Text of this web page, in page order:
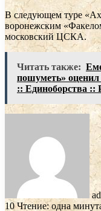
В следующем туре
воронежским
московский ЦСКА.
Читать также:
пошуметь»
:: Единоборства
10Чтение: одна